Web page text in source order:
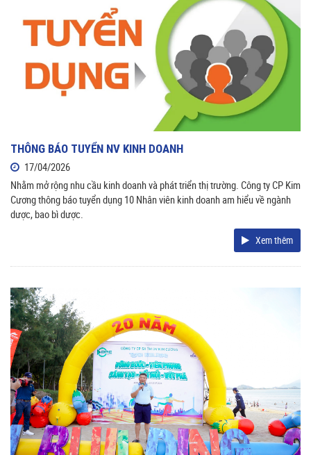
THÔNG BÁO TUYỂN NV KINH DOANH
17/04/2026
Nhằm mở rộng nhu cầu kinh doanh và phát triển thị trường. Công ty CP Kim
Cương thông báo tuyển dụng 10 Nhân viên kinh doanh am hiểu về ngành
dược, bao bì dược.
Xem thêm